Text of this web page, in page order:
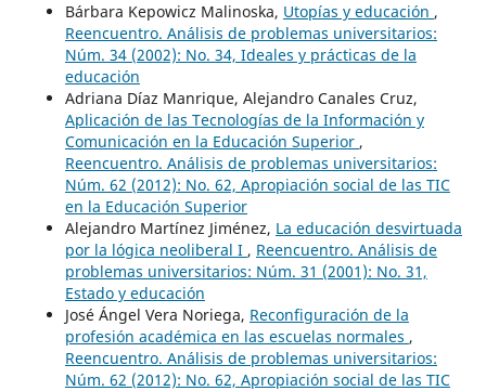
Bárbara Kepowicz Malinoska, Utopías y educación ,
Reencuentro. Análisis de problemas universitarios:
Núm. 34 (2002): No. 34, Ideales y prácticas de la
educación
Adriana Díaz Manrique, Alejandro Canales Cruz,
Aplicación de las Tecnologías de la Información y
Comunicación en la Educación Superior ,
Reencuentro. Análisis de problemas universitarios:
Núm. 62 (2012): No. 62, Apropiación social de las TIC
en la Educación Superior
Alejandro Martínez Jiménez, La educación desvirtuada
por la lógica neoliberal I , Reencuentro. Análisis de
problemas universitarios: Núm. 31 (2001): No. 31,
Estado y educación
José Ángel Vera Noriega, Reconfiguración de la
profesión académica en las escuelas normales ,
Reencuentro. Análisis de problemas universitarios:
Núm. 62 (2012): No. 62, Apropiación social de las TIC